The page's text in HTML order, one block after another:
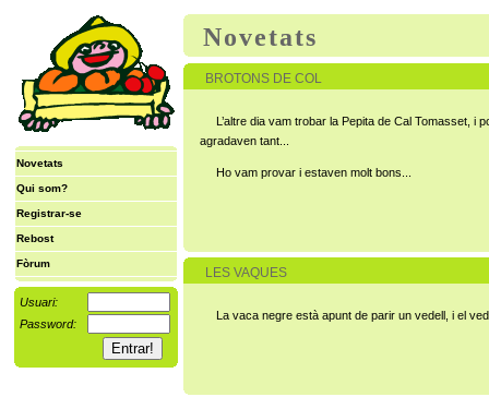
Novetats
Qui som?
Registrar-se
Rebost
Fòrum
Usuari:
Password:
Novetats
BROTONS DE COL
L’altre dia vam trobar la Pepita de Cal Tomasset, i
agradaven tant...
Ho vam provar i estaven molt bons...
LES VAQUES
La vaca negre està apunt de parir un vedell, i el